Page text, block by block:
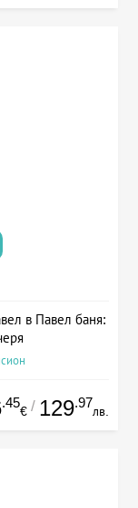
в Павел баня:
.45
€ / 129.97
лв.